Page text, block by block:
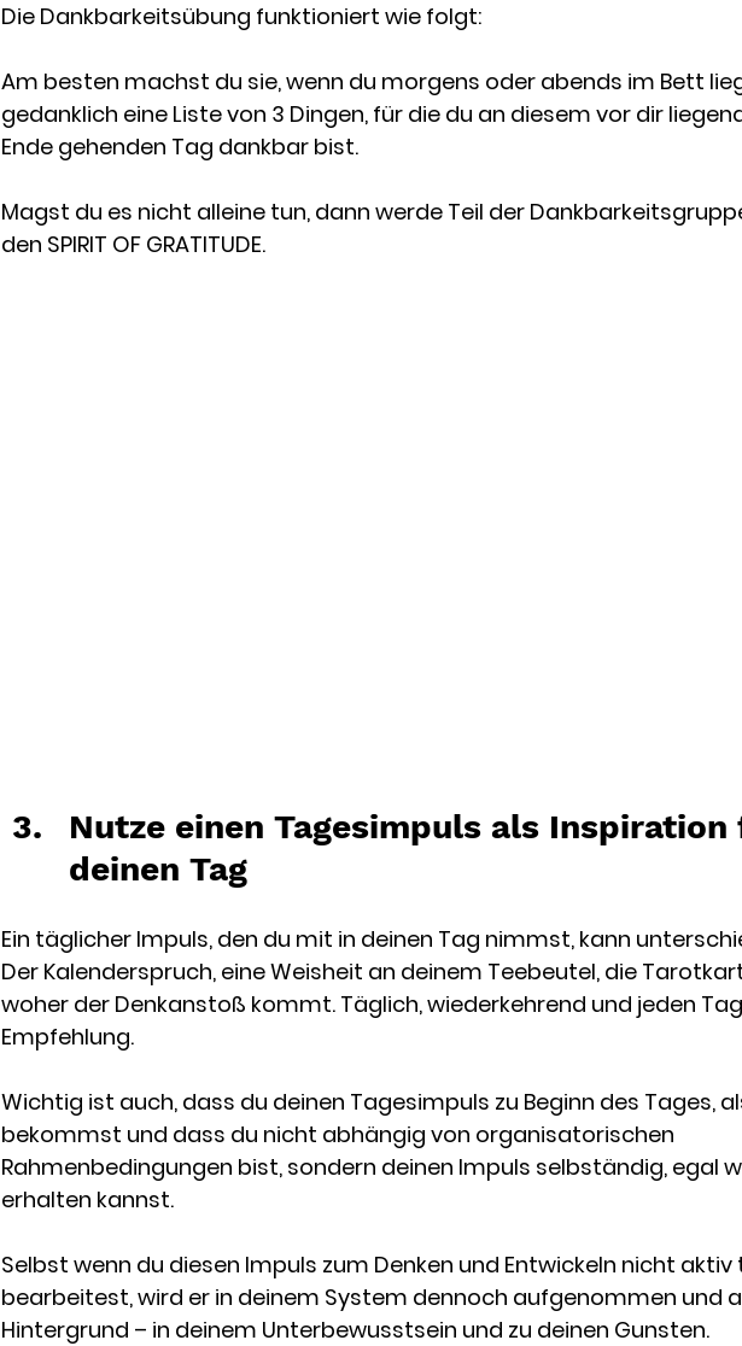
Die Dankbarkeitsübung funktioniert wie folgt:
Am besten machst du sie, wenn du morgens oder abends im Bett
gedanklich eine Liste von 3 Dingen, für die du an diesem vor dir
Ende gehenden Tag dankbar bist.
Magst du es nicht alleine tun, dann werde Teil der
den SPIRIT OF GRATITUDE.
Nutze einen Tagesimpuls als
deinen Tag
Ein täglicher Impuls, den du mit in deinen Tag nimmst, kann
Der Kalenderspruch, eine Weisheit an deinem Teebeutel, die
woher der Denkanstoß kommt. Täglich, wiederkehrend und jeden
Empfehlung.
Wichtig ist auch, dass du deinen Tagesimpuls zu Beginn des Tages,
bekommst und dass du nicht abhängig von organisatorischen
Rahmenbedingungen bist, sondern deinen Impuls selbständig, egal
erhalten kannst.
Selbst wenn du diesen Impuls zum Denken und Entwickeln nicht
bearbeitest, wird er in deinem System dennoch aufgenommen und
Hintergrund – in deinem Unterbewusstsein und zu deinen Gunsten.